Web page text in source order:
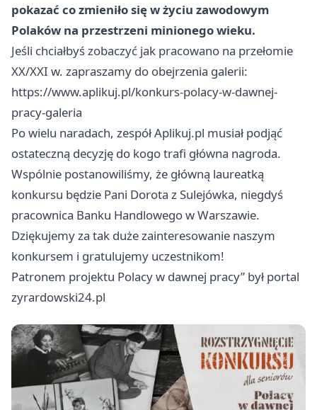
pokazać co zmieniło się w życiu zawodowym
Polaków na przestrzeni minionego wieku.
Jeśli chciałbyś zobaczyć jak pracowano na przełomie
XX/XXI w. zapraszamy do obejrzenia galerii:
https://www.aplikuj.pl/konkurs-polacy-w-dawnej-
pracy-galeria
Po wielu naradach, zespółAplikuj.pl musiał podjąć
ostateczną decyzję do kogo trafi główna nagroda.
Wspólnie postanowiliśmy, że główną laureatką
konkursu będzie Pani Dorota z Sulejówka, niegdyś
pracownica Banku Handlowego w Warszawie.
Dziękujemy za tak duże zainteresowanie naszym
konkursem i gratulujemy uczestnikom!
Patronem projektu Polacy w dawnej pracy” był portal
zyrardowski24.pl